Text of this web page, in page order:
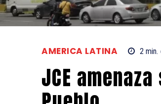
AMERICA LATINA 2 min.
JCE